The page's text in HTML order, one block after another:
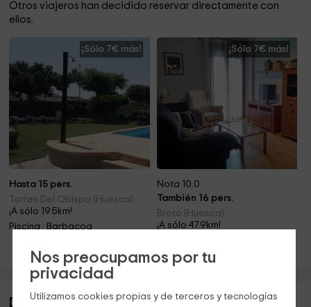
Nos preocupamos por tu
privacidad
Utilizamos cookies propias y de terceros y tecnologías
Otros viajeros han decidido reservar directamente con
ellos.
¡Sólo 7€ más!
Hasta 15 pers.
Torres Del Obispo (Huesca)
¡A sólo 19.5km!
Piscina · Barbacoa
¡Sólo 7€ más!
Nota 10.0
También 16 pers.
Broto (Huesca)
¡A sólo 47.9km!
Descripción de El Rincón de Abizanda